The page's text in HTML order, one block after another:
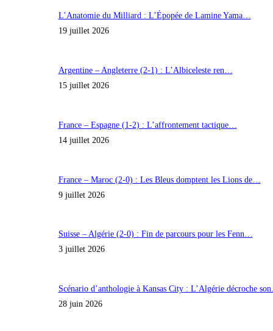
L’Anatomie du Milliard : L’Épopée de Lamine Yama…
19 juillet 2026
Argentine – Angleterre (2-1) : L’Albiceleste ren…
15 juillet 2026
France – Espagne (1-2) : L’affrontement tactique…
14 juillet 2026
France – Maroc (2-0) : Les Bleus domptent les Lions de…
9 juillet 2026
Suisse – Algérie (2-0) : Fin de parcours pour les Fenn…
3 juillet 2026
Scénario d’anthologie à Kansas City : L’Algérie décroche
28 juin 2026